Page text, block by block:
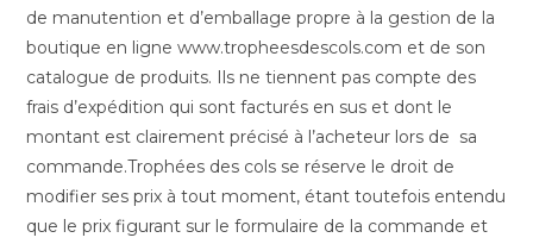
de manutention et d’emballage propre à la gestion de la
boutique en ligne www.tropheesdescols.com et de son
catalogue de produits. Ils ne tiennent pas compte des
frais d’expédition qui sont facturés en sus et dont le
montant est clairement précisé à l’acheteur lors de sa
commande.Trophées des cols se réserve le droit de
modifier ses prix à tout moment, étant toutefois entendu
que le prix figurant sur le formulaire de la commande et